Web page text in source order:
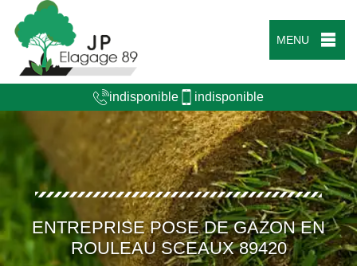
MENU
indisponible indisponible
ENTREPRISE POSE DE GAZON EN
ROULEAU SCEAUX 89420